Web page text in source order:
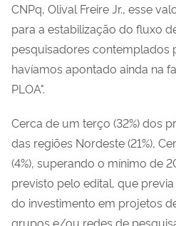
CNPq, Olival Freire Jr., esse
para a estabilização do fluxo
pesquisadores contemplados
havíamos apontado ainda na
PLOA".
Cerca de um terço (32%) dos
das regiões Nordeste (21%),
(4%), superando o mínimo de
previsto pelo edital, que
do investimento em projetos
grupos e/ou redes de